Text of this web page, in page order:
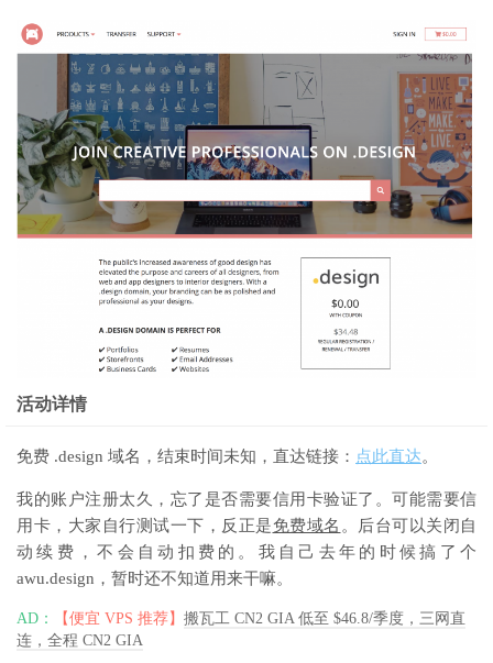
活动详情
免费 .design 域名，结束时间未知，直达链接： 点此直达。
我的账户注册太久，忘了是否需要信用卡验证了。可能需要信
用卡，大家自行测试一下，反正是免费域名 。后台可以关闭自
动续费，不会自动扣费的。我自己去年的时候搞了个
awu.design，暂时还不知道用来干嘛。
AD： 【便宜 VPS 推荐】 搬瓦工 CN2 GIA 低至 $46.8/季度，三网直
连，全程 CN2 GIA